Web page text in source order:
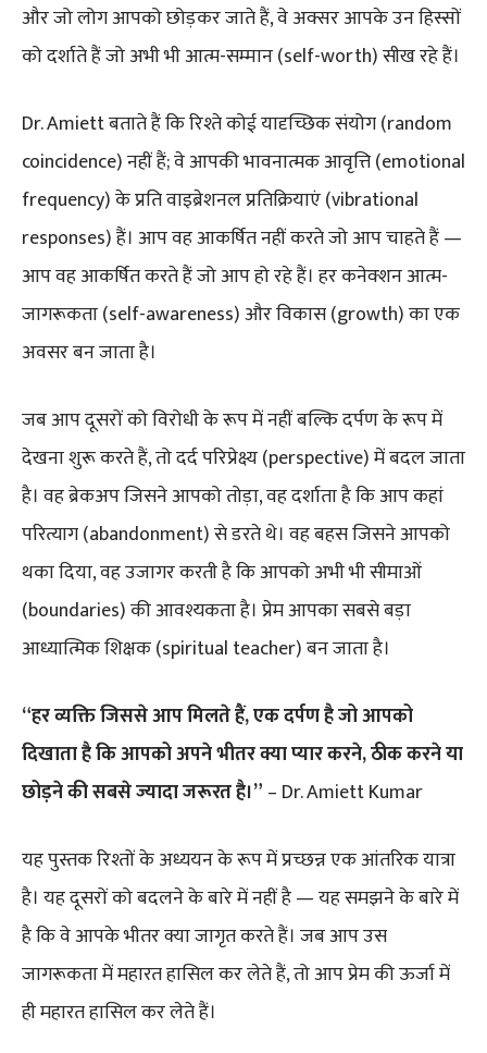
और जो लोग आपको छोड़कर जाते हैं, वे अक्सर आपके उन हिस्सों
को दर्शाते हैं जो अभी भी आत्म-सम्मान (self-worth) सीख रहे हैं।
Dr. Amiett बताते हैं कि रिश्ते कोई यादृच्छिक संयोग (random
coincidence) नहीं हैं; वे आपकी भावनात्मक आवृत्ति (emotional
frequency) के प्रति वाइब्रेशनल प्रतिक्रियाएं (vibrational
responses) हैं। आप वह आकर्षित नहीं करते जो आप चाहते हैं —
आप वह आकर्षित करते हैं जो आप हो रहे हैं। हर कनेक्शन आत्म-
जागरूकता (self-awareness) और विकास (growth) का एक
अवसर बन जाता है।
जब आप दूसरों को विरोधी के रूप में नहीं बल्कि दर्पण के रूप में
देखना शुरू करते हैं, तो दर्द परिप्रेक्ष्य (perspective) में बदल जाता
है। वह ब्रेकअप जिसने आपको तोड़ा, वह दर्शाता है कि आप कहां
परित्याग (abandonment) से डरते थे। वह बहस जिसने आपको
थका दिया, वह उजागर करती है कि आपको अभी भी सीमाओं
(boundaries) की आवश्यकता है। प्रेम आपका सबसे बड़ा
आध्यात्मिक शिक्षक (spiritual teacher) बन जाता है।
“हर व्यक्ति जिससे आप मिलते हैं, एक दर्पण है जो आपको
दिखाता है कि आपको अपने भीतर क्या प्यार करने, ठीक करने या
छोड़ने की सबसे ज्यादा जरूरत है।” – Dr. Amiett Kumar
यह पुस्तक रिश्तों के अध्ययन के रूप में प्रच्छन्न एक आंतरिक यात्रा
है। यह दूसरों को बदलने के बारे में नहीं है — यह समझने के बारे में
है कि वे आपके भीतर क्या जागृत करते हैं। जब आप उस
जागरूकता में महारत हासिल कर लेते हैं, तो आप प्रेम की ऊर्जा में
ही महारत हासिल कर लेते हैं।